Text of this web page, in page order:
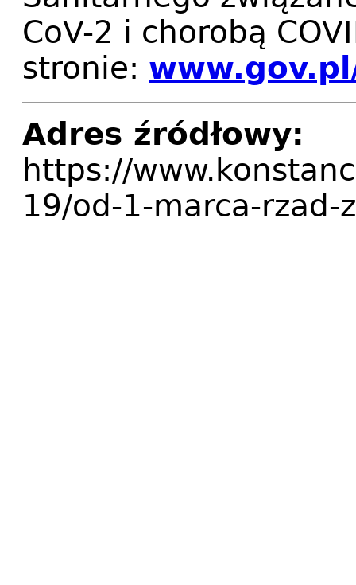
CoV-2 i chorobą
stronie:
Adres źródłowy:
https://
19/od-1-marca-